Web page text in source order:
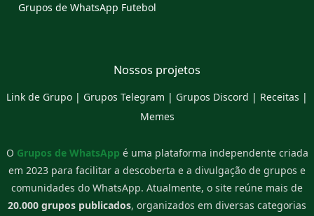
Grupos de WhatsApp Futebol
Nossos projetos
Link de Grupo | Grupos Telegram | Grupos Discord | Receitas |
Memes
O Grupos de WhatsApp é uma plataforma independente criada
em 2023 para facilitar a descoberta e a divulgação de grupos e
comunidades do WhatsApp. Atualmente, o site reúne mais de
20.000 grupos publicados, organizados em diversas categorias